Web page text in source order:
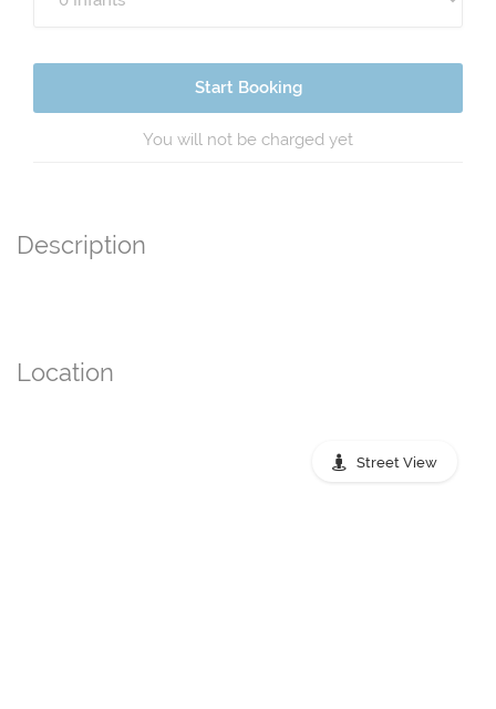
Start Booking
You will not be charged yet
Description
Location
Street View